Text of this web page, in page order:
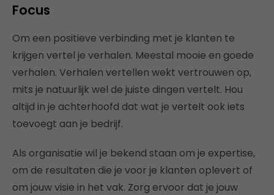
Focus
Om een positieve verbinding met je klanten te
krijgen vertel je verhalen. Meestal mooie en goede
verhalen. Verhalen vertellen wekt vertrouwen op,
mits je natuurlijk wel de juiste dingen vertelt. Hou
altijd in je achterhoofd dat wat je vertelt ook iets
toevoegt aan je bedrijf.
Als organisatie wil je bekend staan om je expertise,
om de resultaten die je voor je klanten oplevert of
om jouw visie in het vak. Zorg ervoor dat je jouw